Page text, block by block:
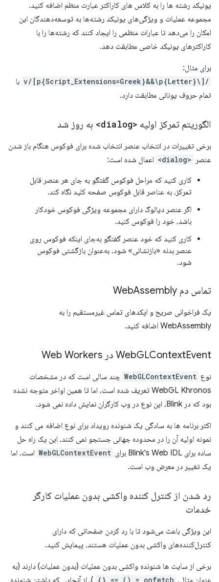
یونیکد رشته ها را به کلاس های کاراکتر عبارت منظم اضافه کنید.
مجموعه عملیات و ویژگی‌های یونیکد رشته‌ها به توسعه‌دهندگان این
امکان را می‌دهد تا عبارات منظمی را ایجاد کنند که رشته‌ها را با
کاراکترهای یونیکد خاصی مطابقت دهد.
برای مثال:
/[\p{Script_Extensions=Greek}&&\p{Letter}]/v
با
تمام حروف یونانی مطابقت دارد.
الگوریتم تمرکز اولیه <dialog> به روز شد
برخی تغییرات در انتخاب عنصر انتخاب شده برای فوکوس هنگام باز شدن
عنصر
<dialog> اعمال شده است:
کاری کنید که مراحل فوکوس گفتگو به جای هر عنصر قابل
تمرکز، به عناصر قابل فوکوس صفحه کلید نگاه کند.
اگر عنصر دیالوگ دارای مجموعه ویژگی فوکوس خودکار
باشد، خود را فوکوس کنید.
کاری کنید که خود عنصر گفتگو به‌جای اینکه فوکوس روی
عنصر بدنه «بازنشانی» شود، به‌عنوان بازگشتی فوکوس
شود.
تماس دم Web Assembly
یک فراخوانی صریح و اپکدهای تماس غیرمستقیم را به
WebAssembly اضافه کنید.
WebGLContextEvent در Web Workers
نوع WebGLContextEvent چند سالی است که در مشخصات
WebGL Khronos تعریف شده است، اما تا همین اواخر متوجه نشده
بود که در Blink، این نوع در وب کارگران نمایش داده نمی شود.
اکثر برنامه ها به سادگی یک شنونده رویداد برای نوع اضافه می کنند و
نمونه اولیه آن را در محدوده جهانی جستجو نمی کنند. این یک راه حل
ساده برای Blink's Web IDL برای
WebGLContextEvent است، اما
یک تغییر در معرض وب است.
رد شدن از کنترل کننده واکشی بدون عملیات کارگر
خدمات
این ویژگی باعث می‌شود تا با رد کردن صفحاتی که دارای
کنترل‌کننده‌های واکشی بدون عملیات هستند، پیمایش کنید.
برخی از سایت ها شنونده واکشی بدون عملیات (بدون عملیات) دارند (به
عنوان مثال، onfetch = () => {} ). از آنجایی که داشتن شنونده